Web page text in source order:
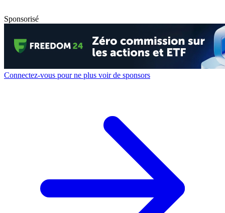
Sponsorisé
Connectez-vous pour ne plus voir de sponsors